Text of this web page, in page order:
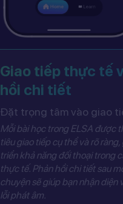
Giao tiếp thực tế
hồi chi tiết
Đặt trọng tâm vào giao
Mỗi bài học trong ELSA được
tiêu giao tiếp cụ thể và rõ
triển khả năng đối thoại trong
thực tế. Phản hồi chi tiết sau
chuyện sẽ giúp bạn nhận diện
lỗi phát âm.